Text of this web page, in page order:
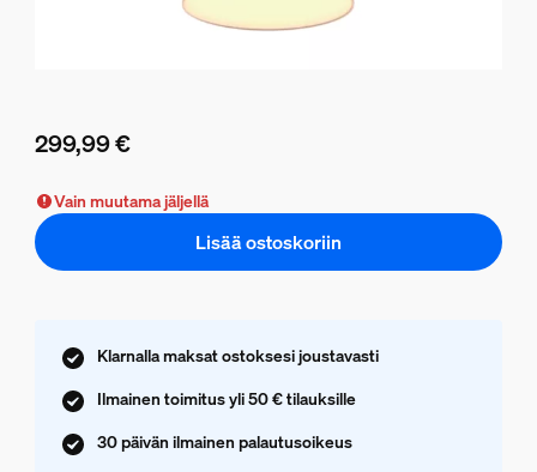
299,99 €
Vain muutama jäljellä
Lisää ostoskoriin
Klarnalla maksat ostoksesi joustavasti
Ilmainen toimitus yli 50 € tilauksille
30 päivän ilmainen palautusoikeus